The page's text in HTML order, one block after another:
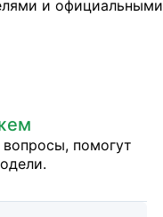
и официальными
помогут